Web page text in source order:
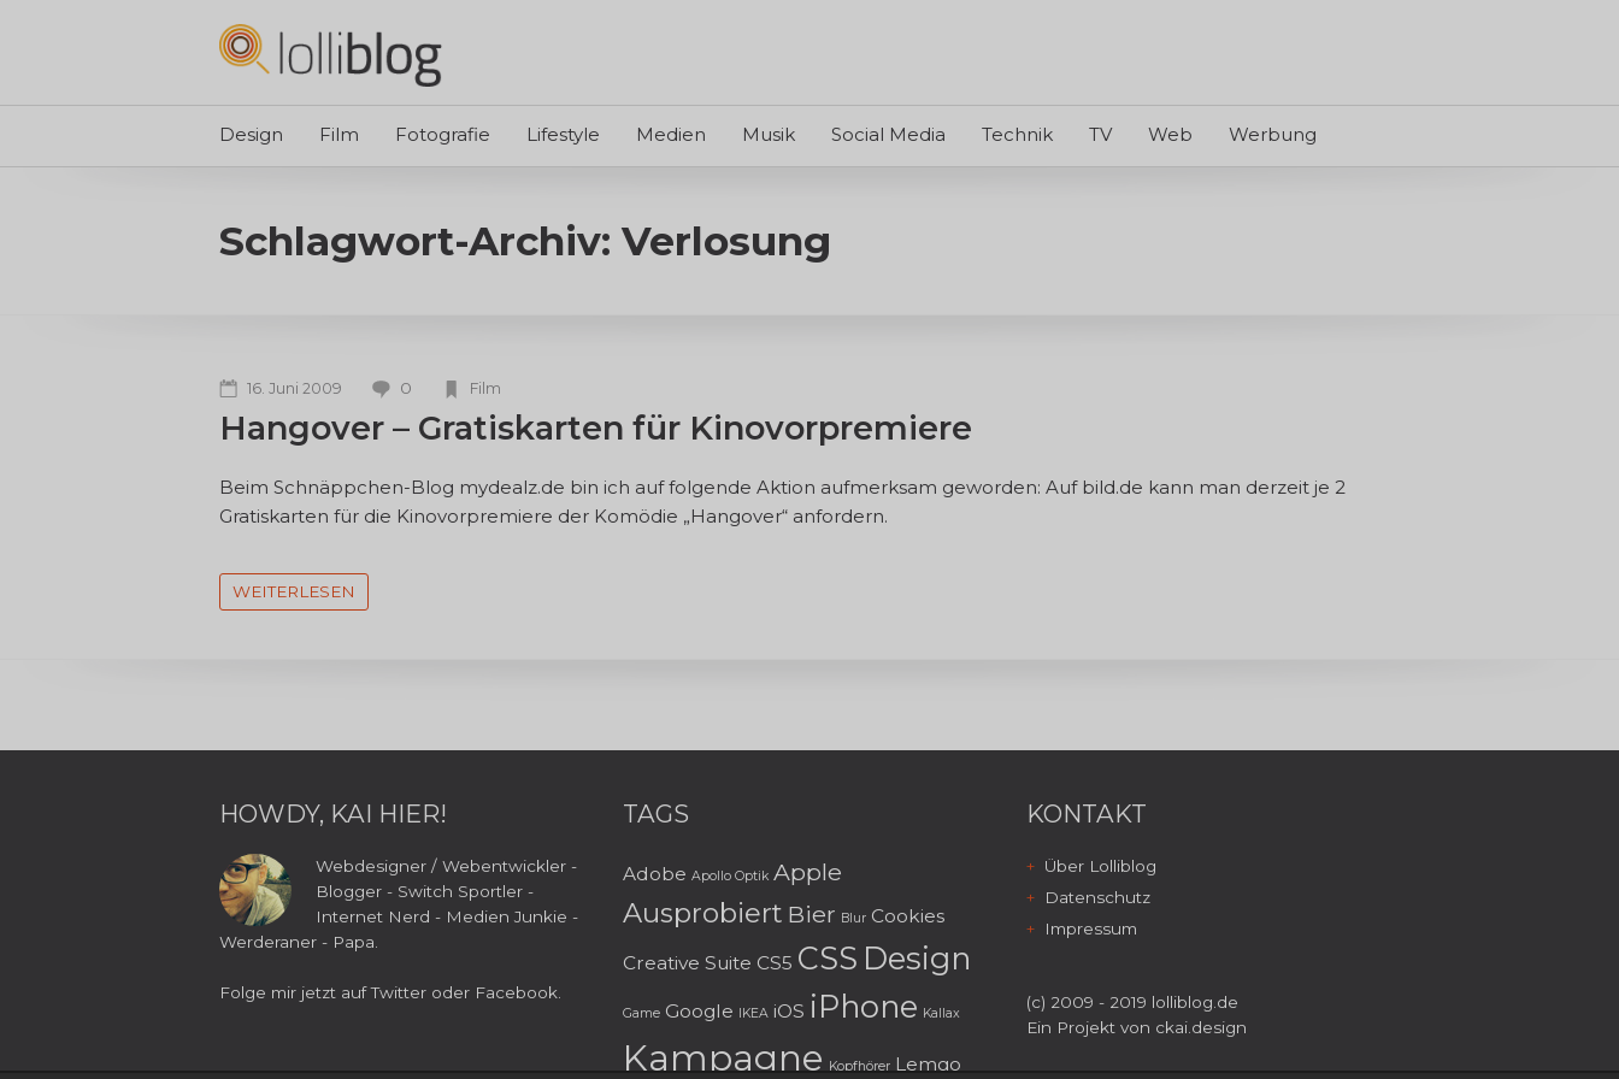
Design Film Fotografie Lifestyle Medien Musik Social Media Technik TV Web Werbung
Schlagwort-Archiv: Verlosung
16. Juni 2009 0 Film
Hangover – Gratiskarten für Kinovorpremiere
Beim Schnäppchen-Blog mydealz.de bin ich auf folgende Aktion aufmerksam geworden: Auf bild.de kann man derzeit je 2
Gratiskarten für die Kinovorpremiere der Komödie „Hangover“ anfordern.
WEITERLESEN
HOWDY, KAI HIER!
Webdesigner / Webentwickler -
Blogger - Switch Sportler -
Internet Nerd - Medien Junkie -
Werderaner - Papa.
Folge mir jetzt aufTwitter oder Facebook
TAGS
Adobe Apollo Optik Apple
Ausprobiert Bier Blur Cookies
Creative Suite CS5 CSS Design
Game Google IKEA iOS iPhone Kallax
Kampagne Kopfhörer Lemgo
KONTAKT
Über Lolliblog
Datenschutz
Impressum
(c) 2009 - 2019 lolliblog.de
Ein Projekt von ckai.design